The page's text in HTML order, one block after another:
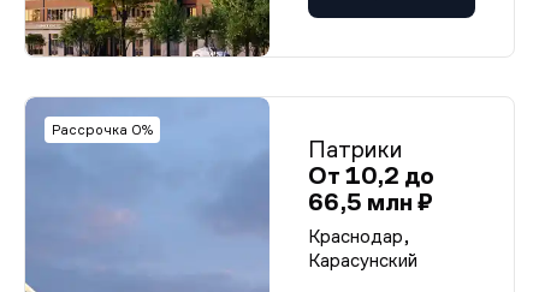
Рассрочка 0%
Патрики
От 10,2 до
66,5 млн ₽
Краснодар,
Карасунский